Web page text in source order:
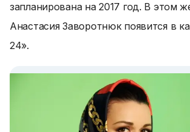
запланирована на 2017 год. В этом
Анастасия Заворотнюк появится в
24».